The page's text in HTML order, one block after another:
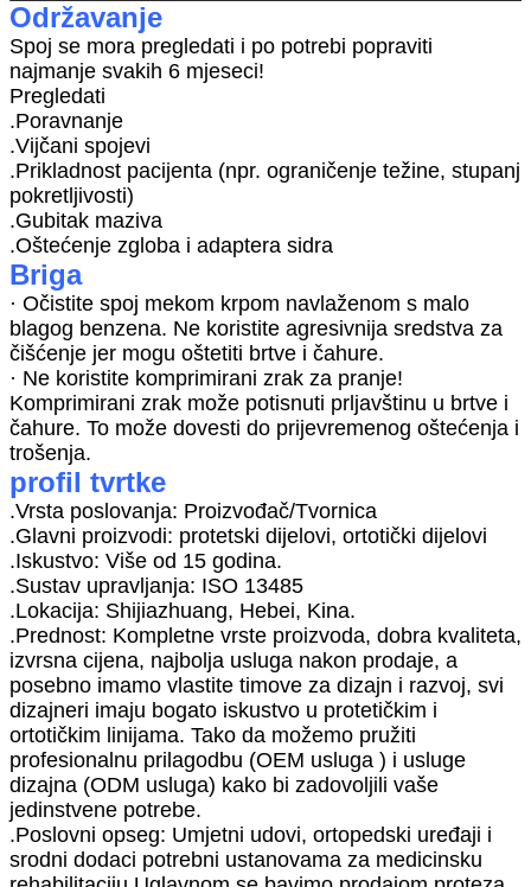
Održavanje
Spoj se mora pregledati i po potrebi popraviti
najmanje svakih 6 mjeseci!
Pregledati
.Poravnanje
.Vijčani spojevi
.Prikladnost pacijenta (npr. ograničenje težine, stupanj
pokretljivosti)
.Gubitak maziva
.Oštećenje zgloba i adaptera sidra
Briga
· Očistite spoj mekom krpom navlaženom s malo
blagog benzena. Ne koristite agresivnija sredstva za
čišćenje jer mogu oštetiti brtve i čahure.
· Ne koristite komprimirani zrak za pranje!
Komprimirani zrak može potisnuti prljavštinu u brtve i
čahure. To može dovesti do prijevremenog oštećenja i
trošenja.
profil tvrtke
.Vrsta poslovanja: Proizvođač/Tvornica
.Glavni proizvodi: protetski dijelovi, ortotički dijelovi
.Iskustvo: Više od 15 godina.
.Sustav upravljanja: ISO 13485
.Lokacija: Shijiazhuang, Hebei, Kina.
.Prednost: Kompletne vrste proizvoda, dobra kvaliteta,
izvrsna cijena, najbolja usluga nakon prodaje, a
posebno imamo vlastite timove za dizajn i razvoj, svi
dizajneri imaju bogato iskustvo u protetičkim i
ortotičkim linijama. Tako da možemo pružiti
profesionalnu prilagodbu (OEM usluga ) i usluge
dizajna (ODM usluga) kako bi zadovoljili vaše
jedinstvene potrebe.
.Poslovni opseg: Umjetni udovi, ortopedski uređaji i
srodni dodaci potrebni ustanovama za medicinsku